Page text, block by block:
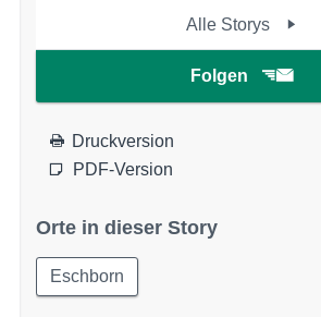
Alle Storys
Folgen
Druckversion
PDF-Version
Orte in dieser Story
Eschborn